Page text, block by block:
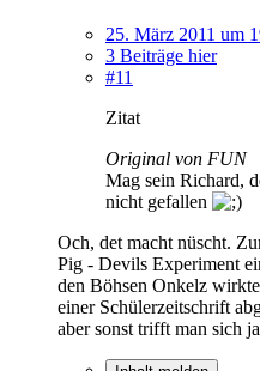
25. März 2011 um
3 Beiträge hier
#11
Zitat
Original von FUN
Mag sein Richard,
nicht gefallen
Och, det macht nüscht.
Pig - Devils Experiment
den Böhsen Onkelz
einer Schülerzeitschrift
aber sonst trifft man sich